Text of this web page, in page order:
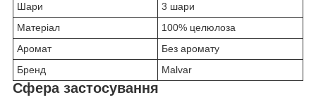
Шари
3 шари
Матеріал
100% целюлоза
Аромат
Без аромату
Бренд
Malvar
Сфера застосування